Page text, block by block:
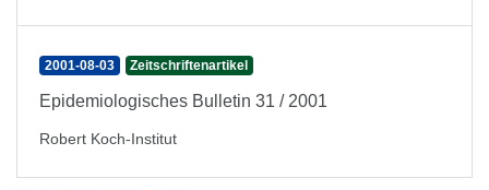
2001-08-03 Zeitschriftenartikel
Epidemiologisches Bulletin 31 / 2001
Robert Koch-Institut